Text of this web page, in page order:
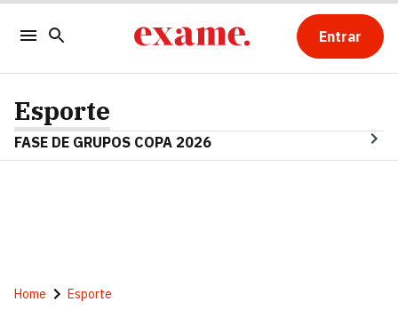
Entrar
Esporte
FASE DE GRUPOS COPA 2026
Home Esporte